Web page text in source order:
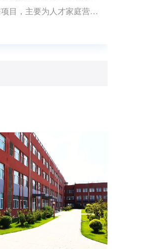
目，主要为人才家庭营造
的品质社区，住房以全装